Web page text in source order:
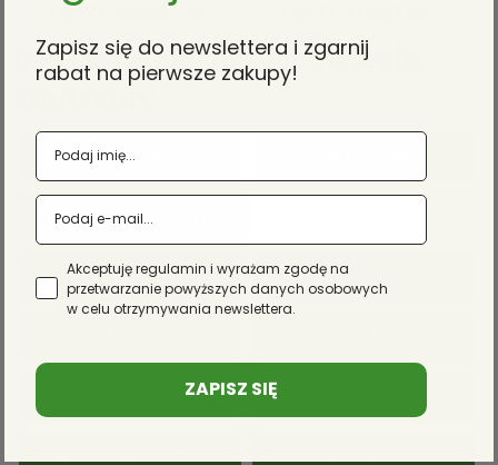
Kwiaty doniczkowe
Inne kwiaciarnie w powiecie
kłodzkim:
BIELICE
BYSTRZYCA KŁODZKA
DZIKOWIEC GNIEWOSZÓW
Zapisz się do newslettera i zgarnij
rabat na pierwsze zakupy!
Akceptuję regulamin i wyrażam zgodę na
przetwarzanie powyższych danych osobowych
w celu otrzymywania newslettera.
ZAPISZ SIĘ